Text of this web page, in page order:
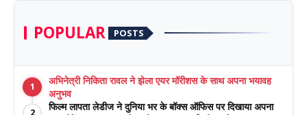
POPULAR POSTS
1
अभिनेत्री निकिता रावल ने झेला एयर मॉरीशस के साथ अपना भयावह
अनुभव
फिल्म लापता लेडीज ने दुनिया भर के बॉक्स ऑफिस पर दिखाया अपना